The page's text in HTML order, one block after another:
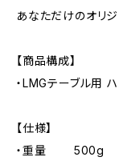
あなただけのオリ
【商品構成】
・LMGテーブル用
【仕様】
・重量 500g